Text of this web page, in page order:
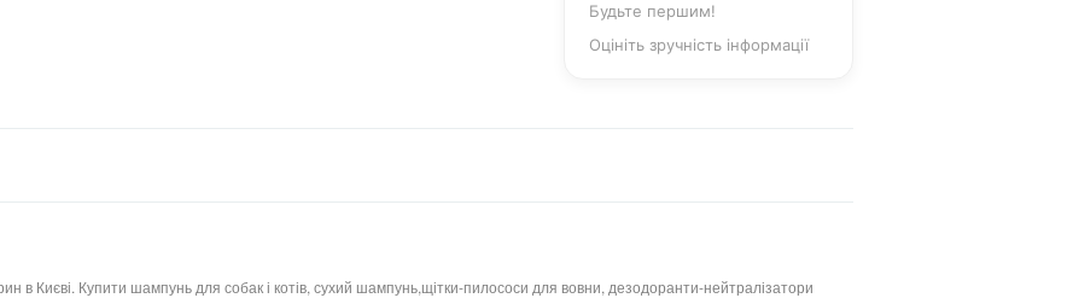
Будьте першим!
Оцініть зручність інформації
в Києві. Купити шампунь для собак і котів, сухий шампунь,щітки-пилососи для вовни, дезодоранти-нейтралізатори